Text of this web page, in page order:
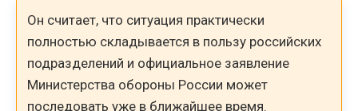
Он считает, что ситуация практически
полностью складывается в пользу российских
подразделений и официальное заявление
Министерства обороны России может
последовать уже в ближайшее время.